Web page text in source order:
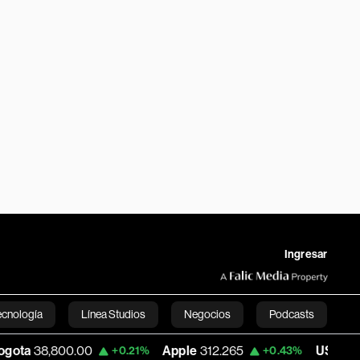
Ingresar
Línea Studios Negocios Podcasts
English
+0.21% Apple 312.265 +0.43% USD COP 3,159.39